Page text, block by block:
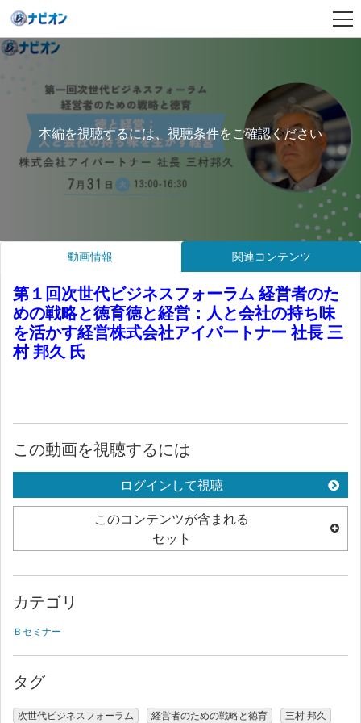
本編を視聴するには、視聴条件をご確認ください
動画情報 関連コンテンツ
第１回次世代ビジネスフォーラム 経営者のた
めの戦略と徳育徳と経営：人と会社の持ち味
を活かす経営株式会社アイパートナー 社長 三
村 邦久 氏
この動画を視聴するには
ログインして視聴
このコンテンツが含まれる
セット
カテゴリ
Ｂセミナー
タグ
次世代ビジネスフォーラム 経営者のための戦略と徳育 三村 邦久